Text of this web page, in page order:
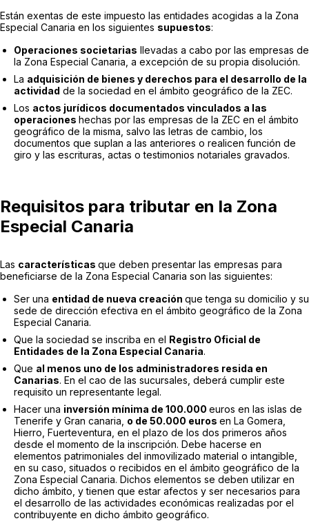
Están exentas de este impuesto las entidades acogidas a la Zona
Especial Canaria en los siguientes supuestos:
Operaciones societarias llevadas a cabo por las empresas de
la Zona Especial Canaria, a excepción de su propia disolución.
La adquisición de bienes y derechos para el desarrollo de la
actividad de la sociedad en el ámbito geográfico de la ZEC.
Los actos jurídicos documentados vinculados a las
operaciones hechas por las empresas de la ZEC en el ámbito
geográfico de la misma, salvo las letras de cambio, los
documentos que suplan a las anteriores o realicen función de
giro y las escrituras, actas o testimonios notariales gravados.
Requisitos para tributar en la Zona
Especial Canaria
Las características que deben presentar las empresas para
beneficiarse de la Zona Especial Canaria son las siguientes:
Ser una entidad de nueva creación que tenga su domicilio y su
sede de dirección efectiva en el ámbito geográfico de la Zona
Especial Canaria.
Que la sociedad se inscriba en el Registro Oficial de
Entidades de la Zona Especial Canaria.
Que al menos uno de los administradores resida en
Canarias. En el cao de las sucursales, deberá cumplir este
requisito un representante legal.
Hacer una inversión mínima de 100.000 euros en las islas de
Tenerife y Gran canaria, o de 50.000 euros en La Gomera,
Hierro, Fuerteventura, en el plazo de los dos primeros años
desde el momento de la inscripción. Debe hacerse en
elementos patrimoniales del inmovilizado material o intangible,
en su caso, situados o recibidos en el ámbito geográfico de la
Zona Especial Canaria. Dichos elementos se deben utilizar en
dicho ámbito, y tienen que estar afectos y ser necesarios para
el desarrollo de las actividades económicas realizadas por el
contribuyente en dicho ámbito geográfico.